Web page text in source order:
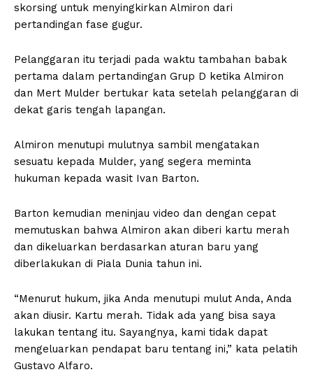
skorsing untuk menyingkirkan Almiron dari
pertandingan fase gugur.
Pelanggaran itu terjadi pada waktu tambahan babak
pertama dalam pertandingan Grup D ketika Almiron
dan Mert Mulder bertukar kata setelah pelanggaran di
dekat garis tengah lapangan.
Almiron menutupi mulutnya sambil mengatakan
sesuatu kepada Mulder, yang segera meminta
hukuman kepada wasit Ivan Barton.
Barton kemudian meninjau video dan dengan cepat
memutuskan bahwa Almiron akan diberi kartu merah
dan dikeluarkan berdasarkan aturan baru yang
diberlakukan di Piala Dunia tahun ini.
“Menurut hukum, jika Anda menutupi mulut Anda, Anda
akan diusir. Kartu merah. Tidak ada yang bisa saya
lakukan tentang itu. Sayangnya, kami tidak dapat
mengeluarkan pendapat baru tentang ini,” kata pelatih
Gustavo Alfaro.